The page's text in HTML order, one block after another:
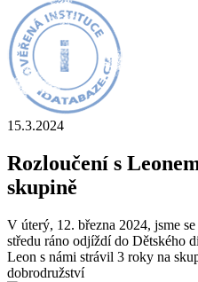
15.3.2024
Rozloučení s
skupině
V úterý, 12. března 2024, jsme
středu ráno odjíždí do Dětského
Leon s námi strávil 3 roky na
dobrodružství